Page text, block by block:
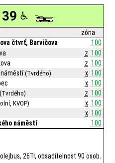
39
zóna
čtvrť, Barvičova
100
z 100
z 100
náměstí(Tvrdého) x 100
x 100
(Tvrdého) z 100
KVOP) x 100
x 100
náměstí
100
26Tr, obsaditelnost 90 osob.